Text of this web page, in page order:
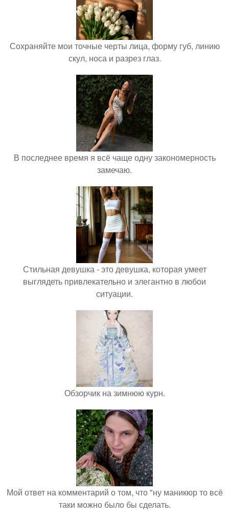
Сохраняйте мои точные черты лица, форму губ, линию
скул, носа и разрез глаз.
В последнее время я всё чаще одну закономерность
замечаю.
Стильная девушка - это девушка, которая умеет
выглядеть привлекательно и элегантно в любои
ситуации.
Обзорчик на зимнюю курн.
Мой ответ на комментарий о том, что "ну маникюр то всё
таки можно было бы сделать.